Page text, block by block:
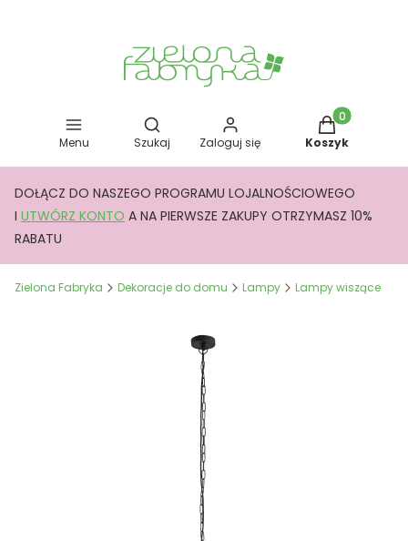
Menu
Otwórz wyszukiwarkę
Szukaj Zaloguj się
Produkty w
Koszyk
DOŁĄCZ DO NASZEGO PROGRAMU LOJALNOŚCIOWEGO
I UTWÓRZ KONTO A NA PIERWSZE ZAKUPY OTRZYMASZ 10%
RABATU
Zielona Fabryka Dekoracje do domu Lampy Lampy wiszące